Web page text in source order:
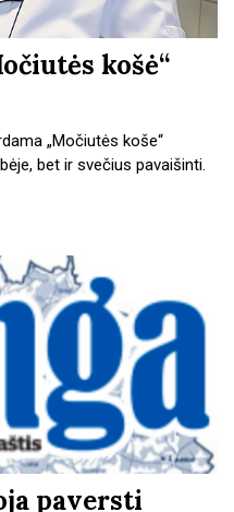
košė“
„Močiutės koše“
bet ir svečius pavaišinti.
paversti